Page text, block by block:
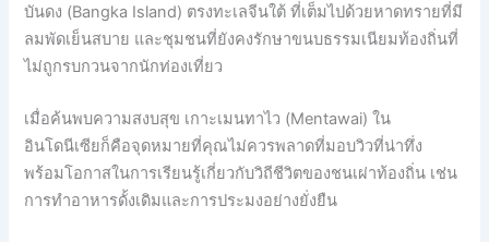
บันดง (Bangka Island) ตรงทะเลจีนใต้ ที่เต็มไปด้วยหาดทรายที่มี
ลมพัดเย็นสบาย และชุมชนที่ยังคงรักษาขนบธรรมเนียมท้องถิ่นที่
ไม่ถูกรบกวนจากนักท่องเที่ยว
เมื่อค้นพบความสงบสุข เกาะเมนทาไว (Mentawai) ใน
อินโดนีเซียก็คือจุดหมายที่คุณไม่ควรพลาดที่มอบวิวที่น่าทึ่ง
พร้อมโอกาสในการเรียนรู้เกี่ยวกับวิถีชีวิตของชนเผ่าท้องถิ่น เช่น
การทำอาหารดั้งเดิมและการประมงอย่างยั่งยืน